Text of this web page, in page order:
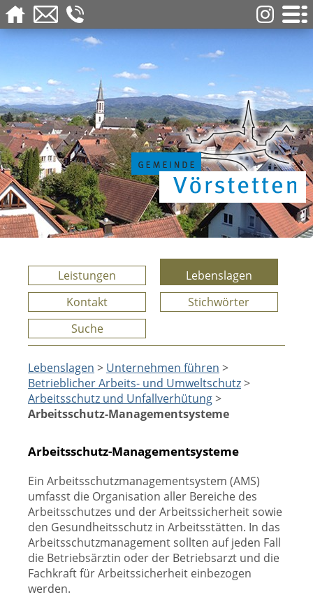
Leistungen
Lebenslagen
Kontakt
Stichwörter
Suche
Lebenslagen > Unternehmen führen >
Betrieblicher Arbeits- und Umweltschutz>
Arbeitsschutz und Unfallverhütung>
Arbeitsschutz-Managementsysteme
Arbeitsschutz-Managementsysteme
Ein Arbeitsschutzmanagementsystem (AMS)
umfasst die Organisation aller Bereiche des
Arbeitsschutzes und der Arbeitssicherheit sowie
den Gesundheitsschutz in Arbeitsstätten. In das
Arbeitsschutzmanagement sollten auf jeden Fall
die Betriebsärztin oder der Betriebsarzt und die
Fachkraft für Arbeitssicherheit einbezogen
werden.